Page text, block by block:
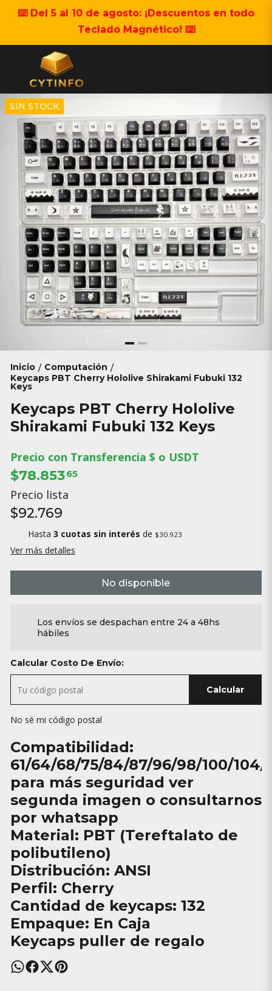
⌨️ Del 5 al 10 de agosto: ¡Descuentos en todo
Teclado Magnético! ⌨️
SIN STOCK
Inicio / Computación /
Keycaps PBT Cherry Hololive Shirakami Fubuki 132
Keys
Keycaps PBT Cherry Hololive
Shirakami Fubuki 132 Keys
Precio con Transferencia $ o USDT
$78.85365
Precio lista
$92.769
Hasta 3 cuotas sin interés de $30.923
Ver más detalles
No disponible
Los envíos se despachan entre 24 a 48hs
hábiles
Calcular Costo De Envío:
Calcular
No sé mi código postal
Compatibilidad:
61/64/68/75/84/87/96/98/100/104/
para más seguridad ver
segunda imagen o consultarnos
por whatsapp
Material: PBT (Tereftalato de
polibutileno)
Distribución: ANSI
Perfil: Cherry
Cantidad de keycaps: 132
Empaque: En Caja
Keycaps puller de regalo